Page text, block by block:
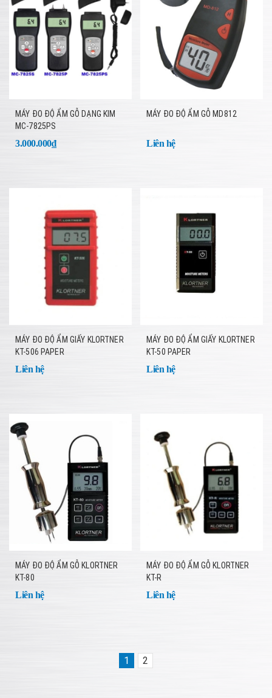
MÁY ĐO ĐỘ ẨM GỖ DẠNG KIM
MC-7825PS
3.000.000₫
MÁY ĐO ĐỘ ẨM GỖ MD812
Liên hệ
MÁY ĐO ĐỘ ẨM GIẤY KLORTNER
KT-506 PAPER
Liên hệ
MÁY ĐO ĐỘ ẨM GIẤY KLORTNER
KT-50 PAPER
Liên hệ
MÁY ĐO ĐỘ ẨM GỖ KLORTNER
KT-80
Liên hệ
MÁY ĐO ĐỘ ẨM GỖ KLORTNER
KT-R
Liên hệ
1 2